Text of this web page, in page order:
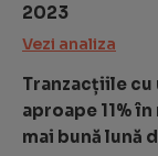
2023
Vezi analiza
Tranzacțiile
aproape 11%
mai bună lună